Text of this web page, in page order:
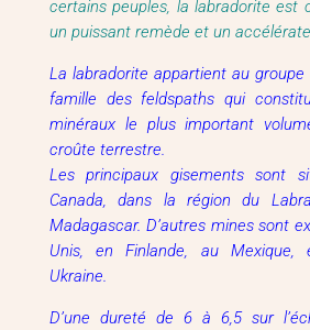
certains peuples, la labradorite est
un puissant remède et un
La labradorite appartient au
famille des feldspaths qui
minéraux le plus important
croûte terrestre.
Les principaux gisements sont
Canada, dans la région du
Madagascar. D’autres mines sont
Unis, en Finlande, au
Ukraine.
D’une dureté de 6 à 6,5 sur